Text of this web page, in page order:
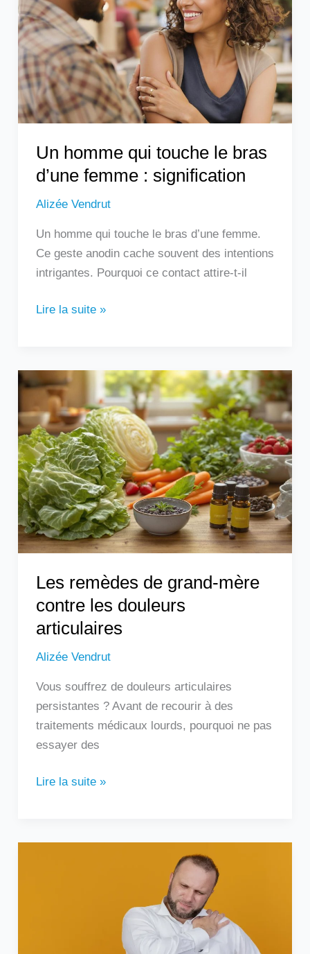
Un homme qui touche le bras
d’une femme : signification
Alizée Vendrut
Un homme qui touche le bras d’une femme.
Ce geste anodin cache souvent des intentions
intrigantes. Pourquoi ce contact attire-t-il
touche
le
bras
d’une
femme
:
signification
Lire la suite »
Les remèdes de grand-mère
contre les douleurs
articulaires
Alizée Vendrut
Vous souffrez de douleurs articulaires
persistantes ? Avant de recourir à des
traitements médicaux lourds, pourquoi ne pas
essayer des
Les
remèdes
de
grand-
mère
contre
les
douleurs
articulaires
Lire la suite »